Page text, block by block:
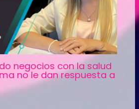
negocios con la salud
no le dan respuesta a